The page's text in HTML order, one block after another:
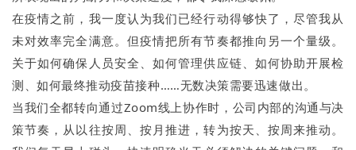
在疫情之前，我一度认为我们已经行动得够快了，尽管我从
未对效率完全满意。但疫情把所有节奏都推向另一个量级。
关于如何确保人员安全、如何管理供应链、如何协助开展检
测、如何最终推动疫苗接种……无数决策需要迅速做出。
当我们全都转向通过Zoom线上协作时，公司内部的沟通与决
策节奏，从以往按周、按月推进，转为按天、按周来推动。